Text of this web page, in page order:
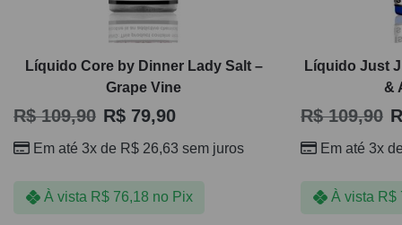
Líquido Core by Dinner Lady Salt –
Grape Vine
R$109,90 R$ 79,90
Em até 3x de R$ 26,63 sem juros
À vista R$76,18 no Pix
Líquido Just
&
R$109,90
Em até 3x
À vista R$